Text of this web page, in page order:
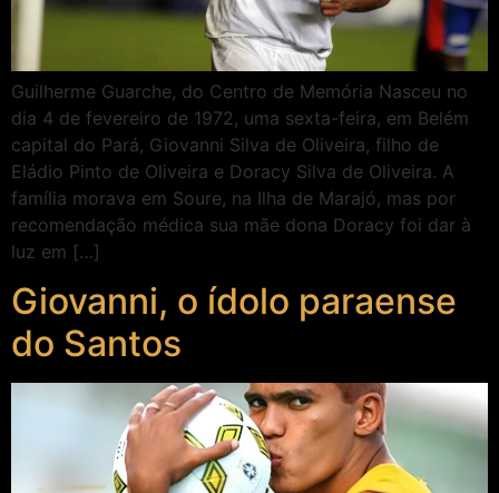
Guilherme Guarche, do Centro de Memória Nasceu no
dia 4 de fevereiro de 1972, uma sexta-feira, em Belém
capital do Pará, Giovanni Silva de Oliveira, filho de
Eládio Pinto de Oliveira e Doracy Silva de Oliveira. A
família morava em Soure, na Ilha de Marajó, mas por
recomendação médica sua mãe dona Doracy foi dar à
luz em […]
Giovanni, o ídolo paraense
do Santos